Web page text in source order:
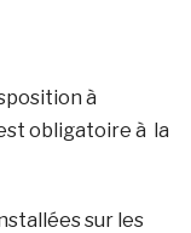
à
obligatoire à la
sur les